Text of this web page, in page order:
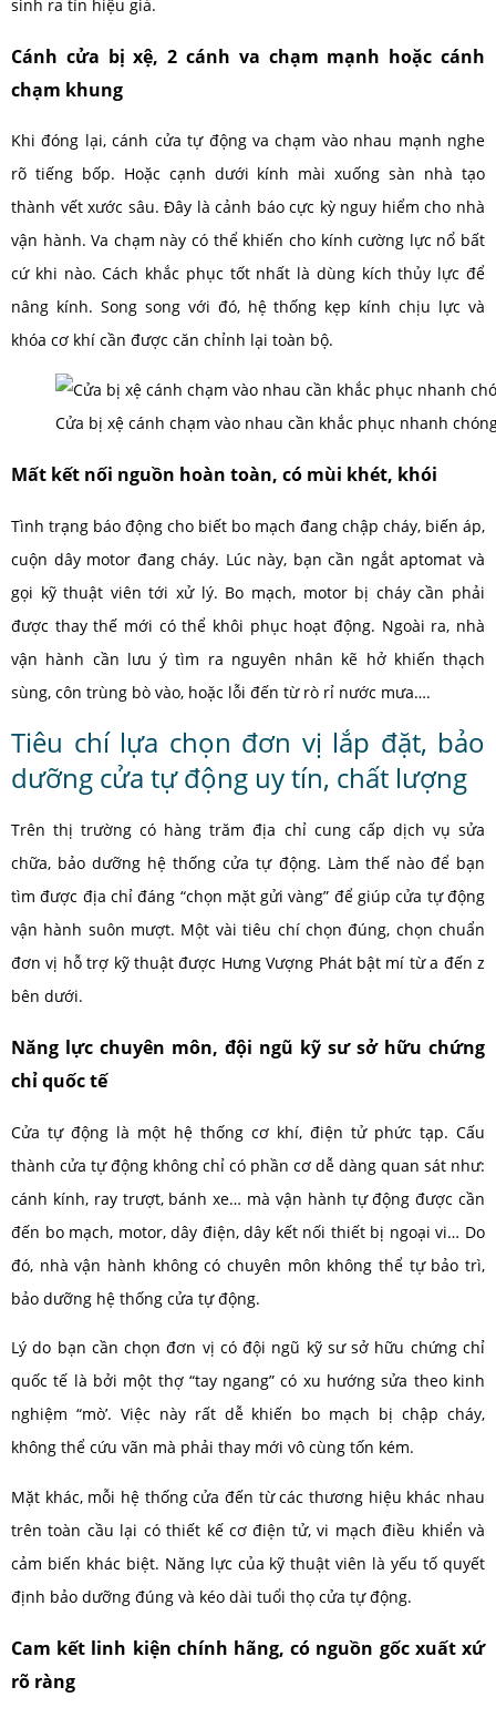
sinh ra tín hiệu giả.
Cánh cửa bị xệ, 2 cánh va chạm mạnh hoặc cánh
chạm khung
Khi đóng lại, cánh cửa tự động va chạm vào nhau mạnh nghe
rõ tiếng bốp. Hoặc cạnh dưới kính mài xuống sàn nhà tạo
thành vết xước sâu. Đây là cảnh báo cực kỳ nguy hiểm cho nhà
vận hành. Va chạm này có thể khiến cho kính cường lực nổ bất
cứ khi nào. Cách khắc phục tốt nhất là dùng kích thủy lực để
nâng kính. Song song với đó, hệ thống kẹp kính chịu lực và
khóa cơ khí cần được căn chỉnh lại toàn bộ.
Cửa bị xệ cánh chạm vào nhau cần khắc phục nhanh
Mất kết nối nguồn hoàn toàn, có mùi khét, khói
Tình trạng báo động cho biết bo mạch đang chập cháy, biến áp,
cuộn dây motor đang cháy. Lúc này, bạn cần ngắt aptomat và
gọi kỹ thuật viên tới xử lý. Bo mạch, motor bị cháy cần phải
được thay thế mới có thể khôi phục hoạt động. Ngoài ra, nhà
vận hành cần lưu ý tìm ra nguyên nhân kẽ hở khiến thạch
sùng, côn trùng bò vào, hoặc lỗi đến từ rò rỉ nước mưa….
Tiêu chí lựa chọn đơn vị lắp đặt, bảo
dưỡng cửa tự động uy tín, chất lượng
Trên thị trường có hàng trăm địa chỉ cung cấp dịch vụ sửa
chữa, bảo dưỡng hệ thống cửa tự động. Làm thế nào để bạn
tìm được địa chỉ đáng “chọn mặt gửi vàng” để giúp cửa tự động
vận hành suôn mượt. Một vài tiêu chí chọn đúng, chọn chuẩn
đơn vị hỗ trợ kỹ thuật được Hưng Vượng Phát bật mí từ a đến z
bên dưới.
Năng lực chuyên môn, đội ngũ kỹ sư sở hữu chứng
chỉ quốc tế
Cửa tự động là một hệ thống cơ khí, điện tử phức tạp. Cấu
thành cửa tự động không chỉ có phần cơ dễ dàng quan sát như:
cánh kính, ray trượt, bánh xe… mà vận hành tự động được cần
đến bo mạch, motor, dây điện, dây kết nối thiết bị ngoại vi… Do
đó, nhà vận hành không có chuyên môn không thể tự bảo trì,
bảo dưỡng hệ thống cửa tự động.
Lý do bạn cần chọn đơn vị có đội ngũ kỹ sư sở hữu chứng chỉ
quốc tế là bởi một thợ “tay ngang” có xu hướng sửa theo kinh
nghiệm “mò’. Việc này rất dễ khiến bo mạch bị chập cháy,
không thể cứu vãn mà phải thay mới vô cùng tốn kém.
Mặt khác, mỗi hệ thống cửa đến từ các thương hiệu khác nhau
trên toàn cầu lại có thiết kế cơ điện tử, vi mạch điều khiển và
cảm biến khác biệt. Năng lực của kỹ thuật viên là yếu tố quyết
định bảo dưỡng đúng và kéo dài tuổi thọ cửa tự động.
Cam kết linh kiện chính hãng, có nguồn gốc xuất xứ
rõ ràng